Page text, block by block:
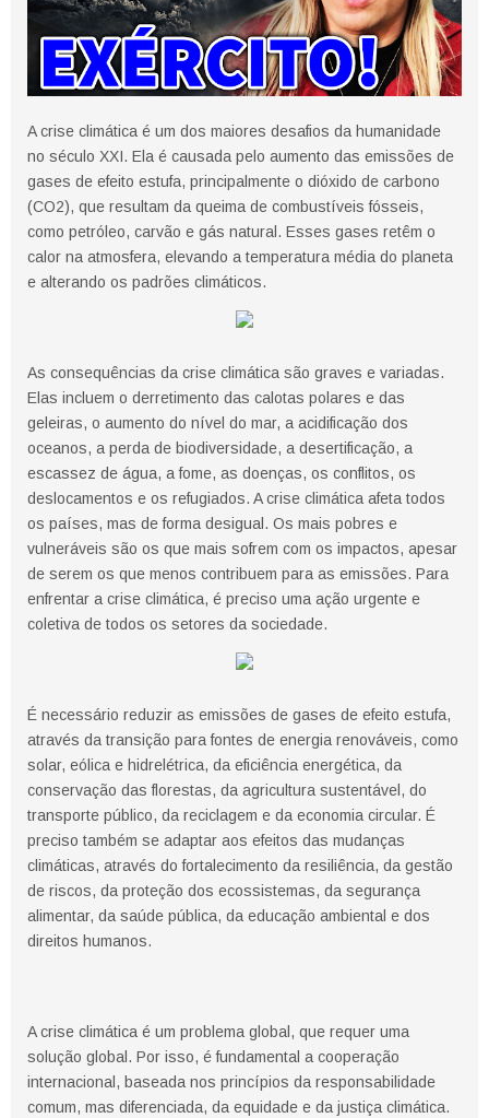
A crise climática é um dos maiores desafios da humanidade
no século XXI. Ela é causada pelo aumento das emissões de
gases de efeito estufa, principalmente o dióxido de carbono
(CO2), que resultam da queima de combustíveis fósseis,
como petróleo, carvão e gás natural. Esses gases retêm o
calor na atmosfera, elevando a temperatura média do planeta
e alterando os padrões climáticos.
As consequências da crise climática são graves e variadas.
Elas incluem o derretimento das calotas polares e das
geleiras, o aumento do nível do mar, a acidificação dos
oceanos, a perda de biodiversidade, a desertificação, a
escassez de água, a fome, as doenças, os conflitos, os
deslocamentos e os refugiados. A crise climática afeta todos
os países, mas de forma desigual. Os mais pobres e
vulneráveis são os que mais sofrem com os impactos, apesar
de serem os que menos contribuem para as emissões. Para
enfrentar a crise climática, é preciso uma ação urgente e
coletiva de todos os setores da sociedade.
É necessário reduzir as emissões de gases de efeito estufa,
através da transição para fontes de energia renováveis, como
solar, eólica e hidrelétrica, da eficiência energética, da
conservação das florestas, da agricultura sustentável, do
transporte público, da reciclagem e da economia circular. É
preciso também se adaptar aos efeitos das mudanças
climáticas, através do fortalecimento da resiliência, da gestão
de riscos, da proteção dos ecossistemas, da segurança
alimentar, da saúde pública, da educação ambiental e dos
direitos humanos.
A crise climática é um problema global, que requer uma
solução global. Por isso, é fundamental a cooperação
internacional, baseada nos princípios da responsabilidade
comum, mas diferenciada, da equidade e da justiça climática.